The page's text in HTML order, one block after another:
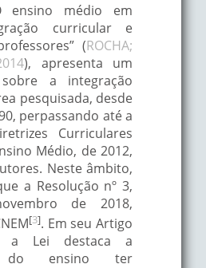
ensino médio em
curricular e
(ROCHA;
), apresenta um
a integração
pesquisada, desde
perpassando até a
Curriculares
Médio, de 2012,
Neste âmbito,
a Resolução nº 3,
de 2018,
[3]. Em seu Artigo
a Lei destaca a
do ensino ter